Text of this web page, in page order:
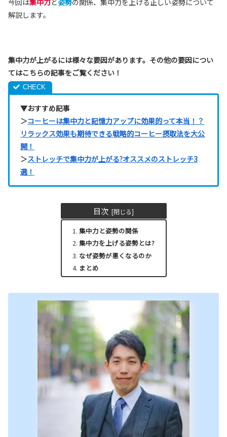
今回は集中力と姿勢の関係、集中力を上げる正しい姿勢について
解説します。
集中力が上がるには様々な要因があります。 その他の要因につい
てはこちらの記事をご覧ください！
▼おすすめ記事
＞コーヒーは集中力と記憶力アップに効果的って本当！？
リラックス効果も期待できる戦略的コーヒー摂取法を大公
開！
＞ストレッチで集中力が上がる?オススメのストレッチ3
選！
目次
集中力と姿勢の関係
集中力を上げる姿勢とは?
なぜ姿勢が悪くなるのか
まとめ